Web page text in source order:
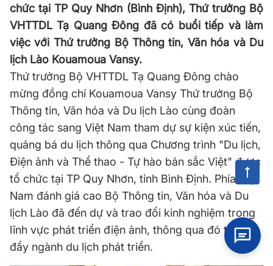
chức tại TP Quy Nhơn (Bình Định), Thứ trưởng Bộ
VHTTDL Tạ Quang Đông đã có buổi tiếp và làm
việc với Thứ trưởng Bộ Thông tin, Văn hóa và Du
lịch Lào Kouamoua Vansy.
Thứ trưởng Bộ VHTTDL Tạ Quang Đông chào
mừng đồng chí Kouamoua Vansy Thứ trưởng Bộ
Thông tin, Văn hóa và Du lịch Lào cùng đoàn
công tác sang Việt Nam tham dự sự kiện xúc tiến,
quảng bá du lịch thông qua Chương trình "Du lịch,
Điện ảnh và Thể thao - Tự hào bản sắc Việt" được
tổ chức tại TP Quy Nhơn, tỉnh Bình Định. Phía Việt
Nam đánh giá cao Bộ Thông tin, Văn hóa và Du
lịch Lào đã đến dự và trao đổi kinh nghiệm trong
lĩnh vực phát triển điện ảnh, thông qua đó thúc
đẩy ngành du lịch phát triển.